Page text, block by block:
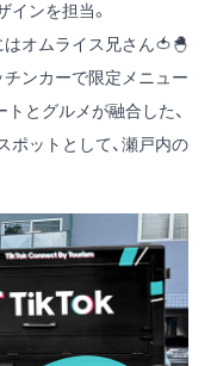
インを担当。
はオムライス兄さん🍅🐣
ンカーで限定メニュー
とグルメが融合した、
ポットとして、瀬戸内の